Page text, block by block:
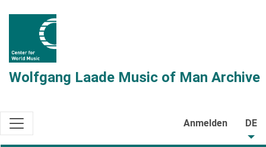
Wolfgang Laade Music of Man Archive
Anmelden DE